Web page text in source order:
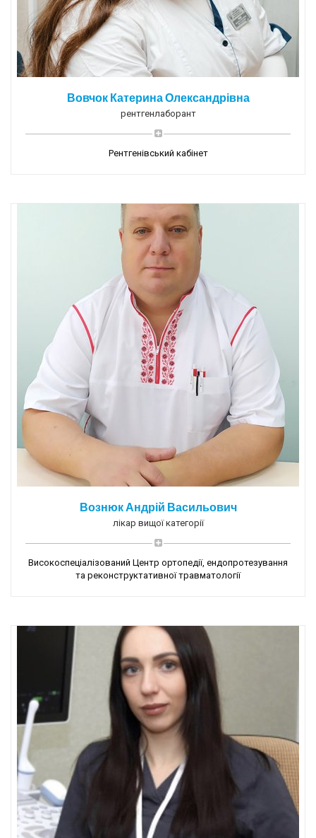
Вовчок Катерина Олександрівна
рентгенлаборант
Рентгенівський кабінет
Вознюк Андрій Васильович
лікар вищої категорії
Високоспеціалізований Центр ортопедії, ендопротезування
та реконструктативної травматології